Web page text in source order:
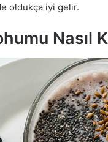
oldukça iyi gelir.
Nasıl